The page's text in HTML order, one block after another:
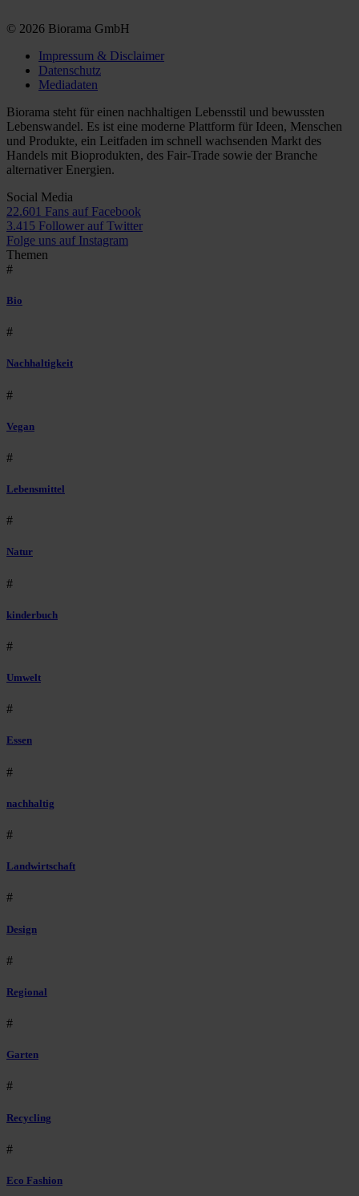
© 2026 Biorama GmbH
Impressum & Disclaimer
Datenschutz
Mediadaten
Biorama steht für einen nachhaltigen Lebensstil und bewussten
Lebenswandel. Es ist eine moderne Plattform für Ideen, Menschen
und Produkte, ein Leitfaden im schnell wachsenden Markt des
Handels mit Bioprodukten, des Fair-Trade sowie der Branche
alternativer Energien.
Social Media
22.601 Fans auf Facebook
3.415 Follower auf Twitter
Folge uns auf Instagram
Themen
#
Bio
#
Nachhaltigkeit
#
Vegan
#
Lebensmittel
#
Natur
#
kinderbuch
#
Umwelt
#
Essen
#
nachhaltig
#
Landwirtschaft
#
Design
#
Regional
#
Garten
#
Recycling
#
Eco Fashion